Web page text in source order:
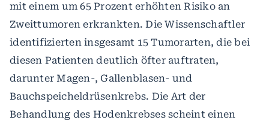
mit einem um 65 Prozent erhöhten Risiko an
Zweittumoren erkrankten. Die Wissenschaftler
identifizierten insgesamt 15 Tumorarten, die bei
diesen Patienten deutlich öfter auftraten,
darunter Magen-, Gallenblasen- und
Bauchspeicheldrüsenkrebs. Die Art der
Behandlung des Hodenkrebses scheint einen